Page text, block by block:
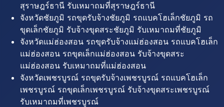
สุราษฎร์ธานี รับเหมาถมที่สุราษฎร์ธานี
จังหวัดชัยภูมิ รถขุดรับจ้างชัยภูมิ รถแบคโฮเล็กชัยภูมิ รถ
ขุดเล็กชัยภูมิ รับจ้างขุดสระชัยภูมิ รับเหมาถมที่ชัยภูมิ
จังหวัดแม่ฮ่องสอน รถขุดรับจ้างแม่ฮ่องสอน รถแบคโฮเล็ก
แม่ฮ่องสอน รถขุดเล็กแม่ฮ่องสอน รับจ้างขุดสระ
แม่ฮ่องสอน รับเหมาถมที่แม่ฮ่องสอน
จังหวัดเพชรบูรณ์ รถขุดรับจ้างเพชรบูรณ์ รถแบคโฮเล็ก
เพชรบูรณ์ รถขุดเล็กเพชรบูรณ์ รับจ้างขุดสระเพชรบูรณ์
รับเหมาถมที่เพชรบูรณ์